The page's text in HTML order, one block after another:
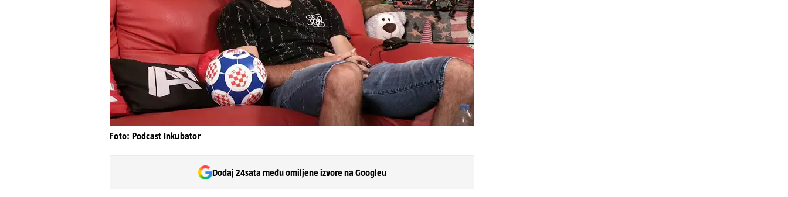
Foto: Podcast Inkubator
Dodaj 24sata među omiljene izvore na Googleu